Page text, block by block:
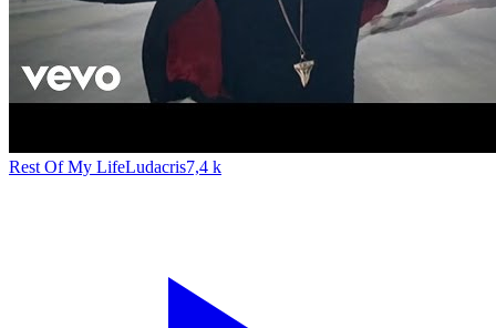
Rest Of My LifeLudacris7,4 k